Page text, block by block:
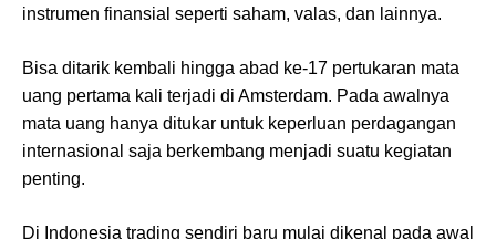
instrumen finansial seperti saham, valas, dan lainnya.
Bisa ditarik kembali hingga abad ke-17 pertukaran mata
uang pertama kali terjadi di Amsterdam. Pada awalnya
mata uang hanya ditukar untuk keperluan perdagangan
internasional saja berkembang menjadi suatu kegiatan
penting.
Di Indonesia trading sendiri baru mulai dikenal pada awal